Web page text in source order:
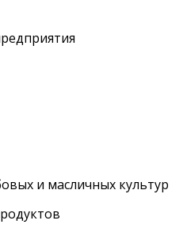
и масличных культур